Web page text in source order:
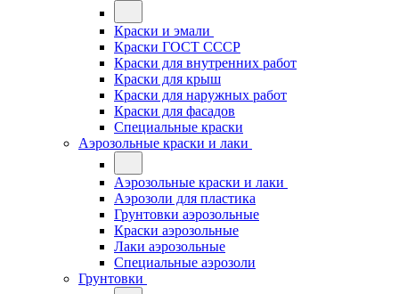
Краски и эмали
Краски ГОСТ СССР
Краски для внутренних работ
Краски для крыш
Краски для наружных работ
Краски для фасадов
Специальные краски
Аэрозольные краски и лаки
Аэрозольные краски и лаки
Аэрозоли для пластика
Грунтовки аэрозольные
Краски аэрозольные
Лаки аэрозольные
Специальные аэрозоли
Грунтовки